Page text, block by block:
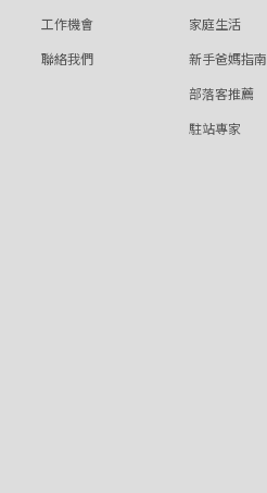
工作機會
聯絡我們
家庭生活
新手爸媽指南
部落客推薦
駐站專家